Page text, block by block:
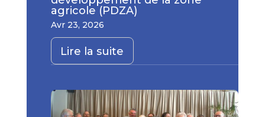
agricole (PDZA)
Avr 23, 2026
Lire la suite